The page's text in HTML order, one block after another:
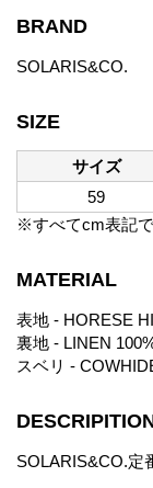
BRAND
SOLARIS&CO.
SIZE
サイズ
59
※すべてcm表記で
MATERIAL
表地 - HORESE
裏地 - LINEN
スベリ -
SOLARIS&CO.定